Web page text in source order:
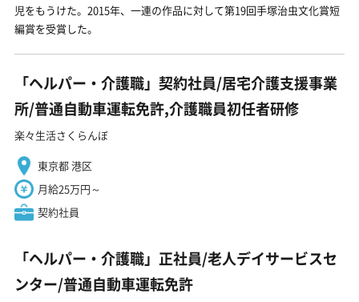
児をもうけた。2015年、一連の作品に対して第19回手塚治虫文化賞短
編賞を受賞した。
「ヘルパー・介護職」契約社員/居宅介護支援事業
所/普通自動車運転免許,介護職員初任者研修
楽々生活さくらんぼ
東京都 港区
月給25万円～
契約社員
「ヘルパー・介護職」正社員/老人デイサービスセ
ンター/普通自動車運転免許